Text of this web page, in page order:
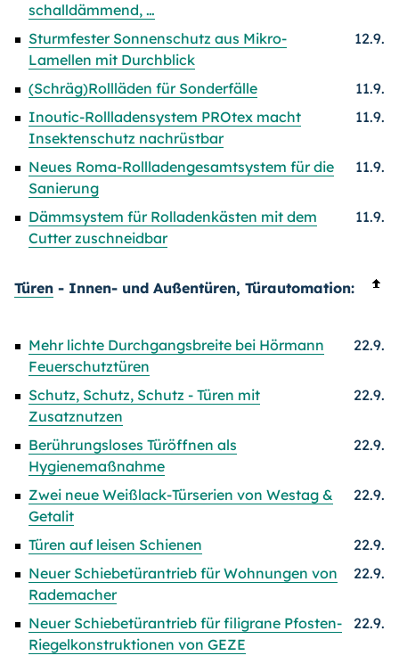
schalldämmend, …
Sturmfester Sonnenschutz aus Mikro-
Lamellen mit Durchblick
12.9.
(Schräg)Rollläden für Sonderfälle
11.9.
Inoutic-Rollladensystem PROtex macht
Insektenschutz nachrüstbar
11.9.
Neues Roma-Rollladengesamtsystem für die
Sanierung
11.9.
Dämmsystem für Rolladenkästen mit dem
Cutter zuschneidbar
11.9.
Türen - Innen- und Außentüren, Türautomation:
Mehr lichte Durchgangsbreite bei Hörmann
Feuerschutztüren
22.9.
Schutz, Schutz, Schutz - Türen mit
Zusatznutzen
22.9.
Berührungsloses Türöffnen als
Hygienemaßnahme
22.9.
Zwei neue Weißlack-Türserien von Westag &
Getalit
22.9.
Türen auf leisen Schienen
22.9.
Neuer Schiebetürantrieb für Wohnungen von
Rademacher
22.9.
Neuer Schiebetürantrieb für filigrane Pfosten-
Riegelkonstruktionen von GEZE
22.9.